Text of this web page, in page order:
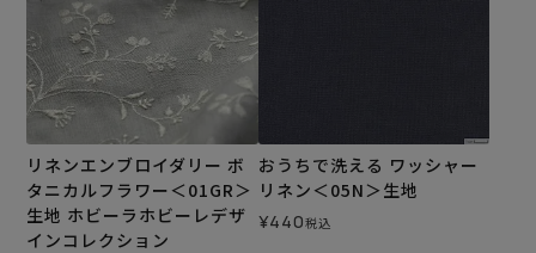
リネンエンブロイダリー ボ
タニカルフラワー＜01GR＞
生地 ホビーラホビーレデザ
インコレクション
おうちで洗える ワッシャー
リネン＜05N＞生地
¥440税込